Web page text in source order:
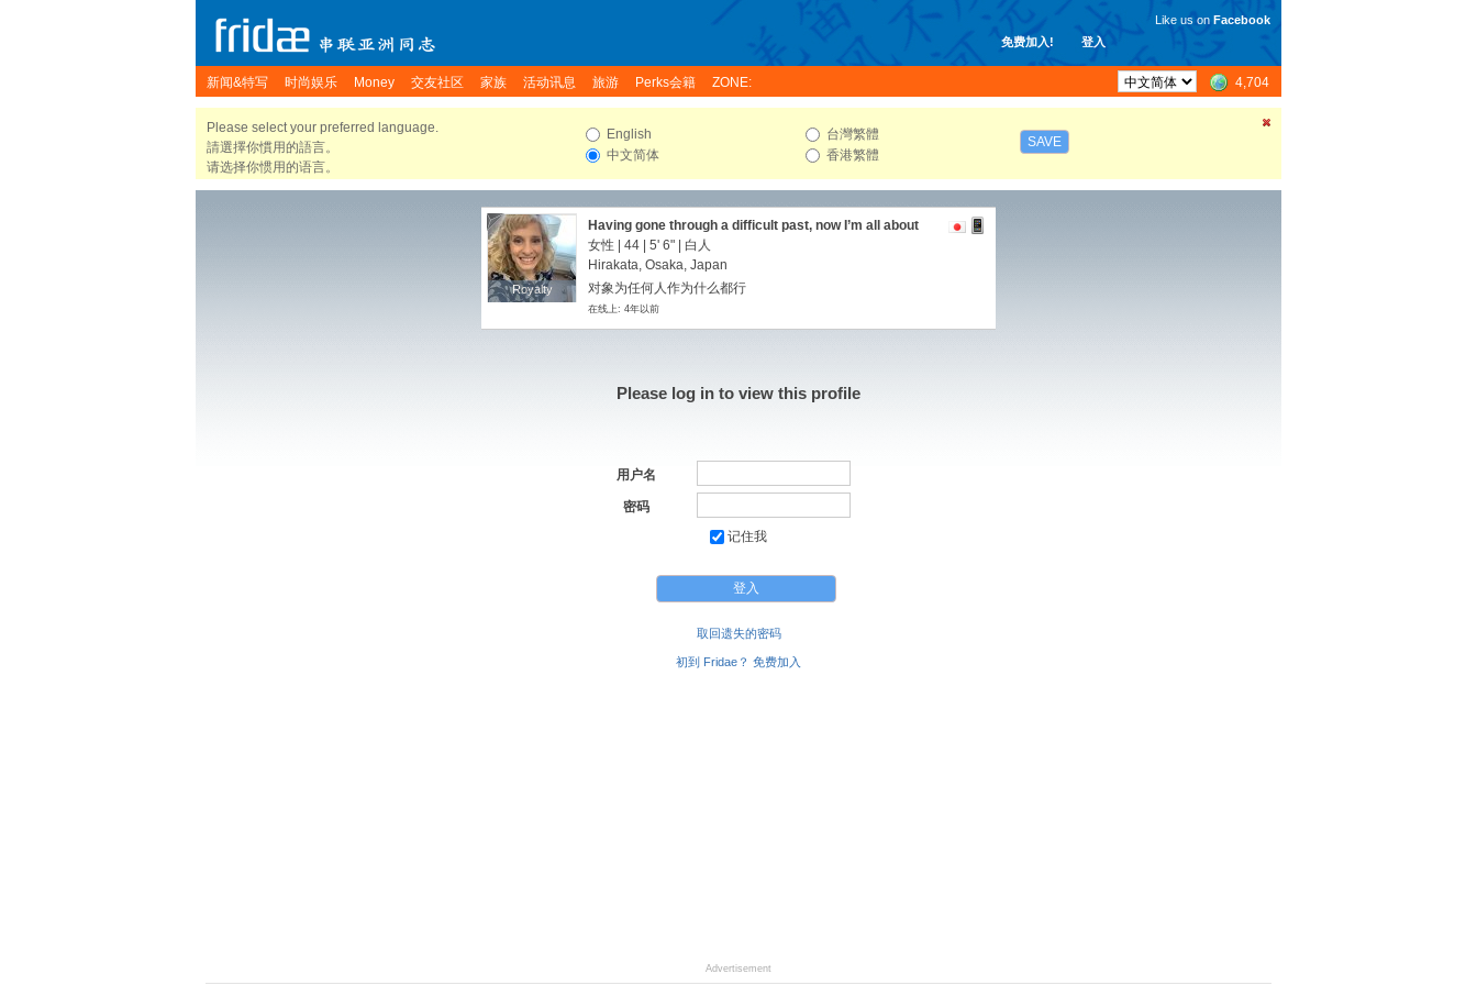
免费加入! 登入
Like us on Facebook
新闻&特写 时尚娱乐 Money 交友社区 家族 活动讯息 旅游 Perks会籍 ZONE: 4,704
Please select your preferred language.
請選擇你慣用的語言。
请选择你惯用的语言。
English
中文简体
台灣繁體
香港繁體
SAVE
Royalty
Royalty
Having gone through a difficult past, now I’m all about
finding inner peace, happiness and satisfaction but if
something serious comes along then we will see how it
goes.
女性 | 44 | 5' 6" | 白人
Hirakata, Osaka, Japan
对象为任何人作为什么都行
在线上: 4年以前
Please log in to view this profile
用户名
密码
记住我
取回遗失的密码
初到 Fridae？ 免费加入
Advertisement